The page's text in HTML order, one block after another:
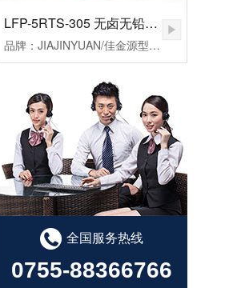
LFP-5RTS-305 无卤无铅高温锡膏
品牌：JIAJINYUAN/佳金源型号：LFP-JJY5RTS-305T3合金成分：Sn96.5Ag3.0Cu0.5颗粒度：3#(25-45um）粘度：185±20Pa.S活性：较高活性熔点：217℃峰值温度：235-255℃规格：500克/瓶
全国服务热线
0755-88366766